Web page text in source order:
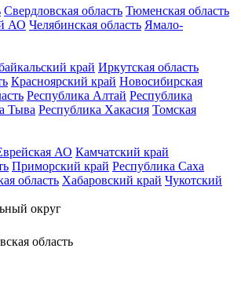
Свердловская область Тюменская область
АО Челябинская область Ямало-
край Иркутская область
Красноярский край Новосибирская
Республика Алтай Республика
Тыва Республика Хакасия Томская
АО Камчатский край
Приморский край Республика Саха
область Хабаровский край Чукотский
округ
область